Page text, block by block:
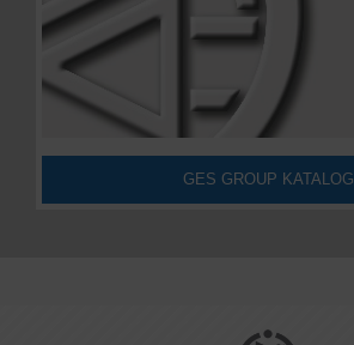
GES GROUP KATALOG